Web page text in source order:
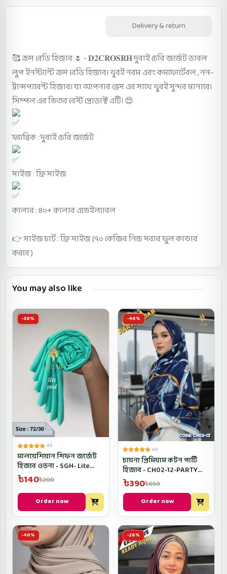
Delivery & return
🥰 ক্রস রেডি হিজাব 🌷 - 𝐃𝟐𝐂𝐑𝐎𝐒𝐑𝐇 দুবাই চেরি জর্জেট ডাবল
লুপ ইনস্ট্যান্ট ক্রস রেডি হিজাব। খুবই নরম এবং কমফোর্টেবল , নন-
ট্রান্সপারেন্ট হিজাব। যা আপনার ড্রেস এর সাথে খুবই সুন্দর মানাবে।
সিম্পল এর ভিতর বেস্ট প্রোডাক্ট এটি। 😍
ফ্যাব্রিক : দুবাই চেরি জর্জেট
সাইজ : ফ্রি সাইজ
কালার : ৪০+ কালার এভেইল্যাবল
👉 সাইজ চার্ট : ফ্রি সাইজ (৭০ কেজির নিচে সবার ফুল কাভার
করবে )
You may also like
-30%
4.9
মালয়েশিয়ান শিফন জর্জেট
হিজাব ওড়না - SGH- Lite
Pest Color
৳140৳200
Order now
-40%
4.9
চায়না প্রিমিয়াম কটন পার্টি
হিজাব - CH02-12-PARTY
HIJAB
৳390৳650
Order now
-40% -26%